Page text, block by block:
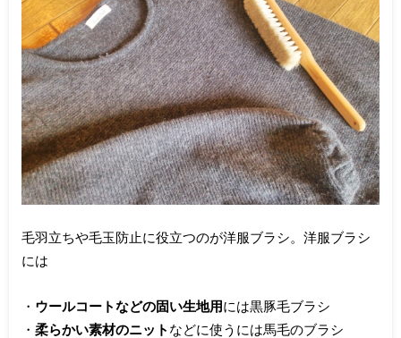
毛羽立ちや毛玉防止に役立つのが洋服ブラシ。洋服ブラシ
には
・ ウールコートなどの固い生地用には黒豚毛ブラシ
・ 柔らかい素材のニット などに使うには馬毛のブラシ